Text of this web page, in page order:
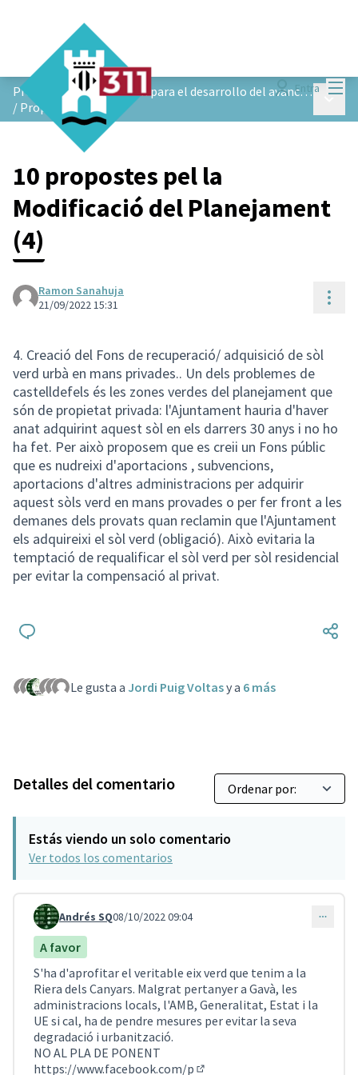
Entra
Proceso de participación para el desarrollo del avance de planeamiento de Ejes Verdes de Castelldefels
/ Propuestas
10 propostes pel la
Modificació del Planejament
(4)
Ramon Sanahuja
21/09/2022 15:31
4. Creació del Fons de recuperació/ adquisició de sòl
verd urbà en mans privades.. Un dels problemes de
castelldefels és les zones verdes del planejament que
són de propietat privada: l'Ajuntament hauria d'haver
anat adquirint aquest sòl en els darrers 30 anys i no ho
ha fet. Per això proposem que es creii un Fons públic
que es nudreixi d'aportacions , subvencions,
aportacions d'altres administracions per adquirir
aquest sòls verd en mans provades o per fer front a les
demanes dels provats quan reclamin que l'Ajuntament
els adquireixi el sòl verd (obligació). Això evitaria la
temptació de requalificar el sòl verd per sòl residencial
per evitar la compensació al privat.
Le gusta a Jordi Puig Voltasy a 6 más
Detalles del comentario
Estás viendo un solo comentario
Ver todos los comentarios
Comentario 2972
Andrés SQ08/10/2022 09:04
A favor
S'ha d'aprofitar el veritable eix verd que tenim a la
Riera dels Canyars. Malgrat pertanyer a Gavà, les
administracions locals, l'AMB, Generalitat, Estat i la
UE si cal, ha de pendre mesures per evitar la seva
degradació i urbanització.
NO AL PLA DE PONENT
https://www.facebook.com/p